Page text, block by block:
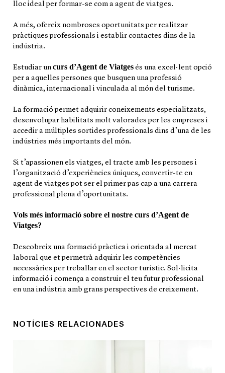
lloc ideal per formar-se com a agent de viatges.
A més, ofereix nombroses oportunitats per realitzar
pràctiques professionals i establir contactes dins de la
indústria.
Estudiar un curs d’Agent de Viatges és una excel·lent opció
per a aquelles persones que busquen una professió
dinàmica, internacional i vinculada al món del turisme.
La formació permet adquirir coneixements especialitzats,
desenvolupar habilitats molt valorades per les empreses i
accedir a múltiples sortides professionals dins d’una de les
indústries més importants del món.
Si t’apassionen els viatges, el tracte amb les persones i
l’organització d’experiències úniques, convertir-te en
agent de viatges pot ser el primer pas cap a una carrera
professional plena d’oportunitats.
Vols més informació sobre el nostre curs d’Agent de
Viatges?
Descobreix una formació pràctica i orientada al mercat
laboral que et permetrà adquirir les competències
necessàries per treballar en el sector turístic. Sol·licita
informació i comença a construir el teu futur professional
en una indústria amb grans perspectives de creixement.
NOTÍCIES RELACIONADES